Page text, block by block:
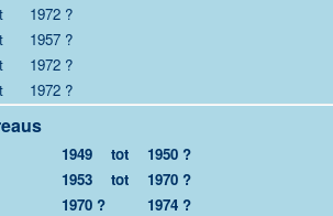
1972 ?
1957 ?
1972 ?
1972 ?
1949 tot
1950 ?
1953 tot
1970 ?
1970 ?
1974 ?